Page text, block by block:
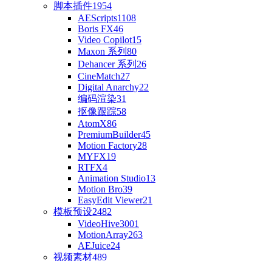
脚本插件1954
AEScripts1108
Boris FX46
Video Copilot15
Maxon 系列 80
Dehancer 系列 26
CineMatch27
Digital Anarchy22
编码渲染31
抠像跟踪58
AtomX86
PremiumBuilder45
Motion Factory28
MYFX19
RTFX4
Animation Studio13
Motion Bro39
EasyEdit Viewer21
模板预设2482
VideoHive3001
MotionArray263
AEJuice24
视频素材489